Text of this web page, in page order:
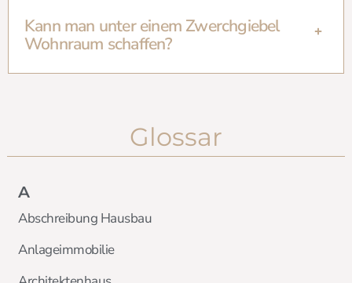
Kann man unter einem Zwerchgiebel
Wohnraum schaffen?
Glossar
A
Abschreibung Hausbau
Anlageimmobilie